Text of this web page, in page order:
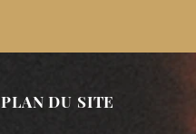
PLAN DU SITE